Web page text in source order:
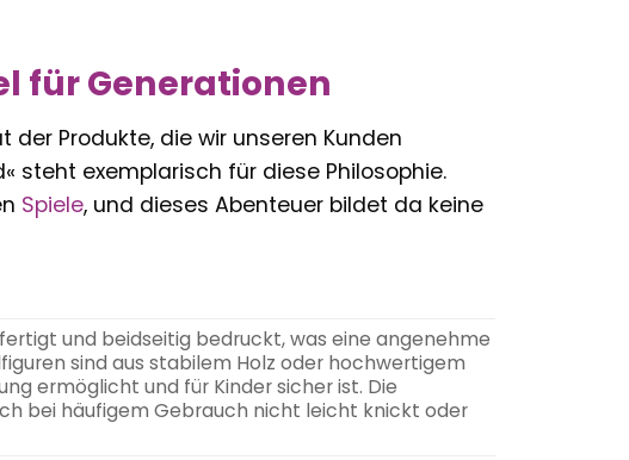
für Generationen
Produkte, die wir unseren Kunden
steht exemplarisch für diese Philosophie.
Spiele, und dieses Abenteuer bildet da keine
und beidseitig bedruckt, was eine angenehme
sind aus stabilem Holz oder hochwertigem
ermöglicht und für Kinder sicher ist. Die
bei häufigem Gebrauch nicht leicht knickt oder